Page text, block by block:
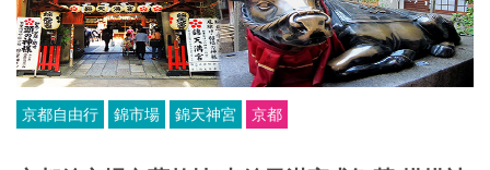
京都自由行 錦市場 錦天神宮 京都